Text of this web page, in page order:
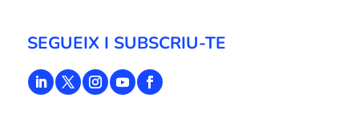
SEGUEIX I SUBSCRIU-TE